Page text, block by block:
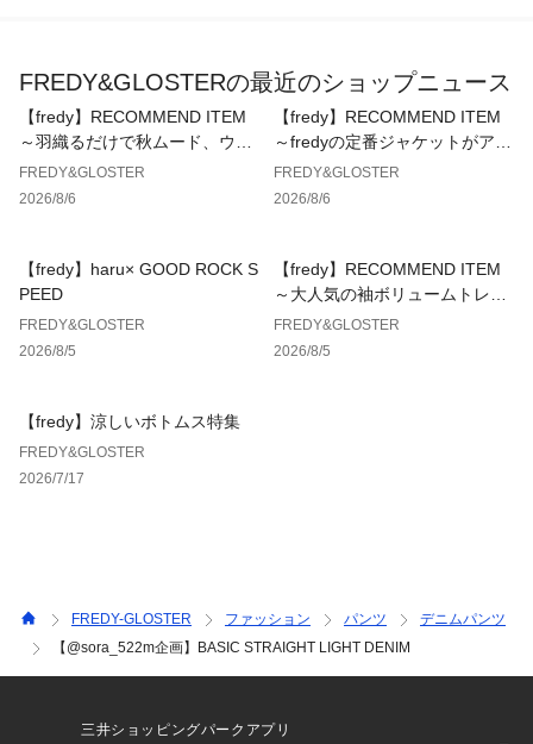
・ややルーズ目のストレートシルエットで、ピタッとしすぎ
ず、ラフすぎない絶妙なバランスが魅力
・バックスタイルにはFredy emueのパッチを施し、さりげな
・肌になじむ柔らかな素材感で着心地も◎
・デイリーに使いやすい快適な履き心地と、トレンドに左右さ
・1本持っておくだけで、長く愛用できる万能アイテムです
裏地：なし
伸縮性：なし
◇商品のお気に入り登録◇
気になる商品は、お気に入り登録がオススメです！
＊商品を長くご愛用していただきたいため、アテンションタグ
にファスナー・釦等の付属品)、加工、サイズが若干異なる場
FREDY&GLOSTERの最近のショップニュース
【fredy】RECOMMEND ITEM
～羽織るだけで秋ムード、ウエ
ストギャザーテーラードシャツ
～
FREDY&GLOSTER
2026/8/6
【fredy】RECOMMEND ITEM
～fredyの定番ジャケットがアッ
プデートして登場！～
FREDY&GLOSTER
2026/8/6
【fredy】haru× GOOD ROCK S
PEED
FREDY&GLOSTER
2026/8/5
【fredy】RECOMMEND ITEM
～大人気の袖ボリュームトレン
チコートに待望のミドル丈が新
登場！～
FREDY&GLOSTER
2026/8/5
【fredy】涼しいボトムス特集
FREDY&GLOSTER
2026/7/17
FREDY-GLOSTER ファッション パンツ
デニムパンツ
【@sora_522m企画】BASIC STRAIGHT LIGHT DENIM
三井ショッピングパークアプリ